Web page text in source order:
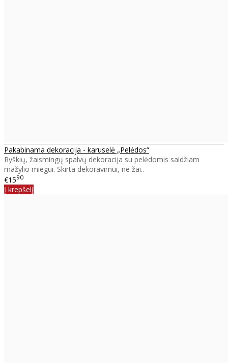
Pakabinama dekoracija - karuselė „Pelėdos“
Ryškių, žaismingų spalvų dekoracija su pelėdomis saldžiam
mažylio miegui. Skirta dekoravimui, ne žai..
€1590
Į krepšelį